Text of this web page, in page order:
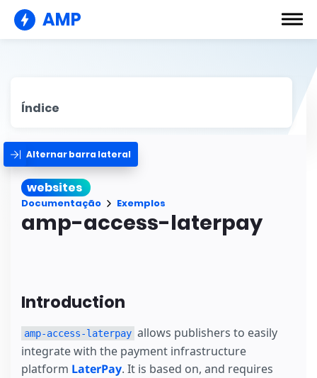
AMP
Índice
Alternar barra lateral
websites
Documentação Exemplos
amp-access-laterpay
Introduction
amp-access-laterpay allows publishers to easily
integrate with the payment infrastructure
platform LaterPay. It is based on, and requires